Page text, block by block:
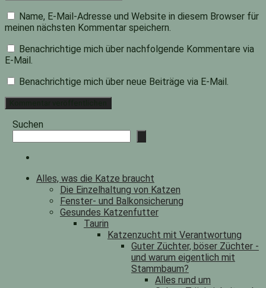
Name, E-Mail-Adresse und Website in diesem Browser für
meinen nächsten Kommentar speichern.
Benachrichtige mich über nachfolgende Kommentare via
E-Mail.
Benachrichtige mich über neue Beiträge via E-Mail.
Suchen
Alles, was die Katze braucht
Die Einzelhaltung von Katzen
Fenster- und Balkonsicherung
Gesundes Katzenfutter
Taurin
Katzenzucht mit Verantwortung
Guter Züchter, böser Züchter -
und warum eigentlich mit
Stammbaum?
Alles rund um